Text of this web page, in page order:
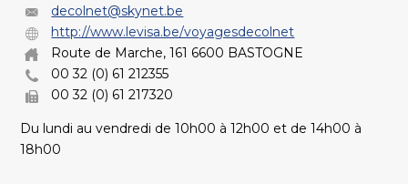
decolnet@skynet.be
http://www.levisa.be/voyagesdecolnet
Route de Marche, 161 6600 BASTOGNE
00 32 (0) 61 212355
00 32 (0) 61 217320
Du lundi au vendredi de 10h00 à 12h00 et de 14h00 à
18h00